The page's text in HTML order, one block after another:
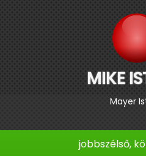
MIKE
Mayer
jobbszélső,